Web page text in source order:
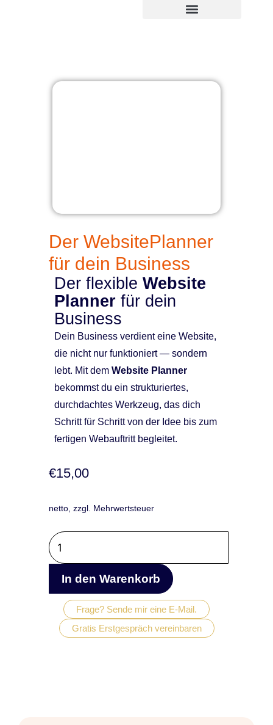
Der WebsitePlanner
für dein Business
Der flexible Website
Plannerfür dein
Business
Dein Business verdient eine Website,
die nicht nur funktioniert — sondern
lebt. Mit dem Website Planner
bekommst du ein strukturiertes,
durchdachtes Werkzeug, das dich
Schritt für Schritt von der Idee bis zum
fertigen Webauftritt begleitet.
€15,00
netto, zzgl. Mehrwertsteuer
Der
WebsitePlanner
dein
Business
Menge
In den Warenkorb
Frage? Sende mir eine E-Mail.
Gratis Erstgespräch vereinbaren